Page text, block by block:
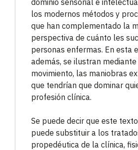
los modernos métodos y
que han complementado la
perspectiva de cuánto les
personas enfermas. En esta
además, se ilustran
movimiento, las maniobras
que tendrían que dominar
profesión clínica.
Se puede decir que este
puede substituir a los
propedéutica de la clínica,